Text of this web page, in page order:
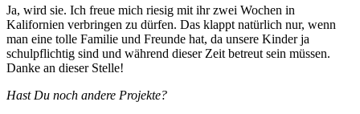
Ja, wird sie. Ich freue mich riesig mit ihr zwei Wochen in
Kalifornien verbringen zu dürfen. Das klappt natürlich nur, wenn
man eine tolle Familie und Freunde hat, da unsere Kinder ja
schulpflichtig sind und während dieser Zeit betreut sein müssen.
Danke an dieser Stelle!
Hast Du noch andere Projekte?